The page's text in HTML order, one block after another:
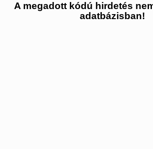
A megadott kódú hirdetés
adatbázisban!